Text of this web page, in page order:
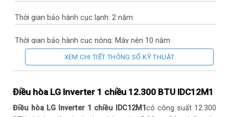
Thời gian bảo hành cục lạnh: 2 năm
Thời gian bảo hành cục nóng: Máy nén 10 năm
Chất liệu dàn tản nhiệt: Ống dẫn gas bằng Đồng – Lá tản nhiệt
Loại Gas: R-32
XEM CHI TIẾT THÔNG SỐ KỸ THUẬT
Điều hòa LG Inverter 1 chiều 12.300 BTU IDC12M1
Điều hòa LG Inverter 1 chiều IDC12M1 có công suất 12.300